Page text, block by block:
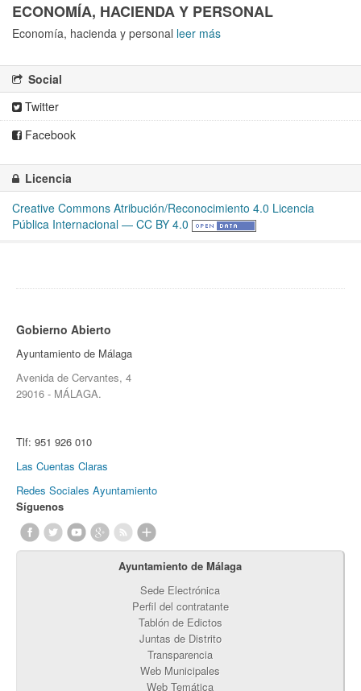
ECONOMÍA, HACIENDA Y PERSONAL
Economía, hacienda y personal leer más
Social
Twitter
Facebook
Licencia
Creative Commons Atribución/Reconocimiento 4.0 Licencia
Pública Internacional — CC BY 4.0
Gobierno Abierto
Ayuntamiento de Málaga
Avenida de Cervantes, 4
29016 - MÁLAGA.
Tlf: 951 926 010
Las Cuentas Claras
Redes Sociales Ayuntamiento
Síguenos
Ayuntamiento de Málaga
Sede Electrónica
Perfil del contratante
Tablón de Edictos
Juntas de Distrito
Transparencia
Web Municipales
Web Temática